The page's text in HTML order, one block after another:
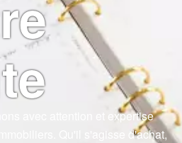
avec attention et expertise
Qu'il s'agisse d'achat,